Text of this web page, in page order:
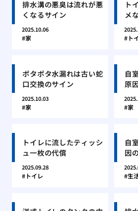
排水溝の悪臭は流れが悪
くなるサイン
2025.10.06
家
ト
メ
ト
ポタポタ水漏れは古い蛇
口交換のサイン
2025.10.03
家
自
原
家
トイレに流したティッシ
ュ一枚の代償
2025.09.28
トイレ
自
因
生